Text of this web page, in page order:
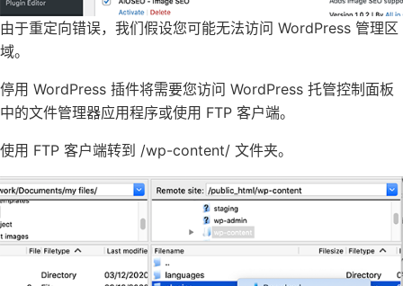
由于重定向错误，我们假设您可能无法访问 WordPress 管理区
域。
停用 WordPress 插件将需要您访问 WordPress 托管控制面板
中的文件管理器应用程序或使用 FTP 客户端。
使用 FTP 客户端转到 /wp-content/ 文件夹。